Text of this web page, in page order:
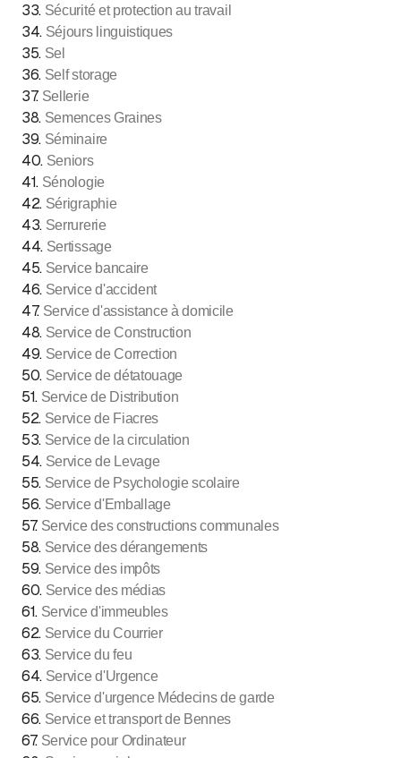
33. Sécurité et protection au travail
34. Séjours linguistiques
35. Sel
36. Self storage
37. Sellerie
38. Semences Graines
39. Séminaire
40. Seniors
41. Sénologie
42. Sérigraphie
43. Serrurerie
44. Sertissage
45. Service bancaire
46. Service d'accident
47. Service d'assistance à domicile
48. Service de Construction
49. Service de Correction
50. Service de détatouage
51. Service de Distribution
52. Service de Fiacres
53. Service de la circulation
54. Service de Levage
55. Service de Psychologie scolaire
56. Service d'Emballage
57. Service des constructions communales
58. Service des dérangements
59. Service des impôts
60. Service des médias
61. Service d'immeubles
62. Service du Courrier
63. Service du feu
64. Service d'Urgence
65. Service d'urgence Médecins de garde
66. Service et transport de Bennes
67. Service pour Ordinateur